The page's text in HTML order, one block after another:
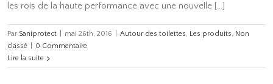
les rois de la haute performance avec une nouvelle […]
Par Saniprotect mai 26th, 2016 Autour des toilettes, Les produits, Non
classé
0 Commentaire
Lire la suite